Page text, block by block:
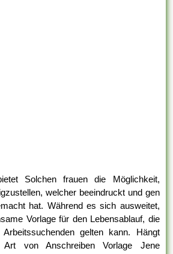
Solchen frauen die Möglichkeit,
welcher beeindruckt und gen
hat. Während es sich ausweitet,
Vorlage für den Lebensablauf, die
gelten kann. Hängt
von Anschreiben Vorlage Jene